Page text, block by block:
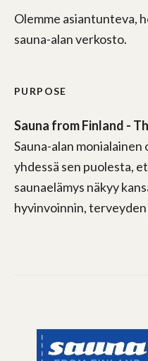
Olemme asiantunteva,
sauna-alan verkosto.
PURPOSE
Sauna from Finland -
Sauna-alan
yhdessä sen puolesta,
saunaelämys näkyy
hyvinvoinnin,